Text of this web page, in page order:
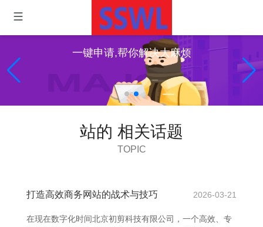
一键申请,帮你解决大麻烦
站的 相关话题
TOPIC
打造高效商务网站的战术与技巧 2026-03-21
在现在数字化时间北京初剪科技有限公司，一个高效、专